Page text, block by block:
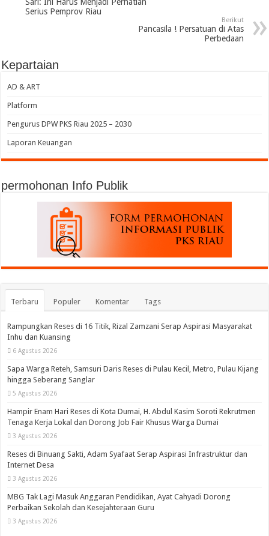
Sari: Ini Harus Menjadi Perhatian
Serius Pemprov Riau
Berikut
Pancasila ! Persatuan di Atas
Perbedaan
Kepartaian
AD & ART
Platform
Pengurus DPW PKS Riau 2025 – 2030
Laporan Keuangan
permohonan Info Publik
Terbaru Populer Komentar Tags
Rampungkan Reses di 16 Titik, Rizal Zamzani Serap Aspirasi Masyarakat
Inhu dan Kuansing
6 Agustus 2026
Sapa Warga Reteh, Samsuri Daris Reses di Pulau Kecil, Metro, Pulau Kijang
hingga Seberang Sanglar
5 Agustus 2026
Hampir Enam Hari Reses di Kota Dumai, H. Abdul Kasim Soroti Rekrutmen
Tenaga Kerja Lokal dan Dorong Job Fair Khusus Warga Dumai
3 Agustus 2026
Reses di Binuang Sakti, Adam Syafaat Serap Aspirasi Infrastruktur dan
Internet Desa
3 Agustus 2026
MBG Tak Lagi Masuk Anggaran Pendidikan, Ayat Cahyadi Dorong
Perbaikan Sekolah dan Kesejahteraan Guru
3 Agustus 2026